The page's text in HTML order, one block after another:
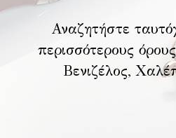
Αναζητήστε
περισσότερους
Βενιζέλος,